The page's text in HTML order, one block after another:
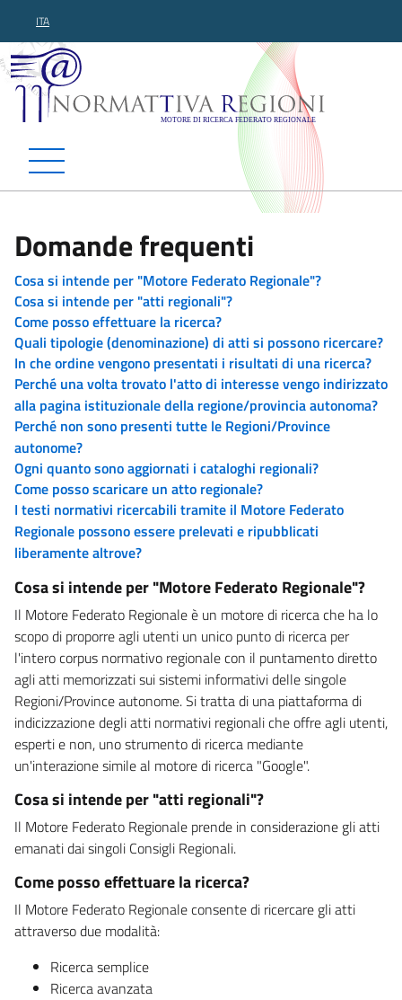
ITA
Normattiva Regioni -
Domande frequenti
Cosa si intende per "Motore Federato Regionale"?
Cosa si intende per "atti regionali"?
Come posso effettuare la ricerca?
Quali tipologie (denominazione) di atti si possono ricercare?
In che ordine vengono presentati i risultati di una ricerca?
Perché una volta trovato l'atto di interesse vengo indirizzato
alla pagina istituzionale della regione/provincia autonoma?
Perché non sono presenti tutte le Regioni/Province
autonome?
Ogni quanto sono aggiornati i cataloghi regionali?
Come posso scaricare un atto regionale?
I testi normativi ricercabili tramite il Motore Federato
Regionale possono essere prelevati e ripubblicati
liberamente altrove?
Cosa si intende per "Motore Federato Regionale"?
Il Motore Federato Regionale è un motore di ricerca che ha lo
scopo di proporre agli utenti un unico punto di ricerca per
l'intero corpus normativo regionale con il puntamento diretto
agli atti memorizzati sui sistemi informativi delle singole
Regioni/Province autonome. Si tratta di una piattaforma di
indicizzazione degli atti normativi regionali che offre agli utenti,
esperti e non, uno strumento di ricerca mediante
un'interazione simile al motore di ricerca "Google".
Cosa si intende per "atti regionali"?
Il Motore Federato Regionale prende in considerazione gli atti
emanati dai singoli Consigli Regionali.
Come posso effettuare la ricerca?
Il Motore Federato Regionale consente di ricercare gli atti
attraverso due modalità:
Ricerca semplice
Ricerca avanzata